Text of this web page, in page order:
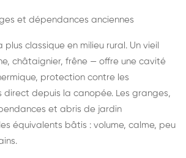
et dépendances anciennes
classique en milieu rural. Un vieil
châtaignier, frêne — offre une cavité
protection contre les
direct depuis la canopée. Les granges,
et abris de jardin
équivalents bâtis : volume, calme, peu